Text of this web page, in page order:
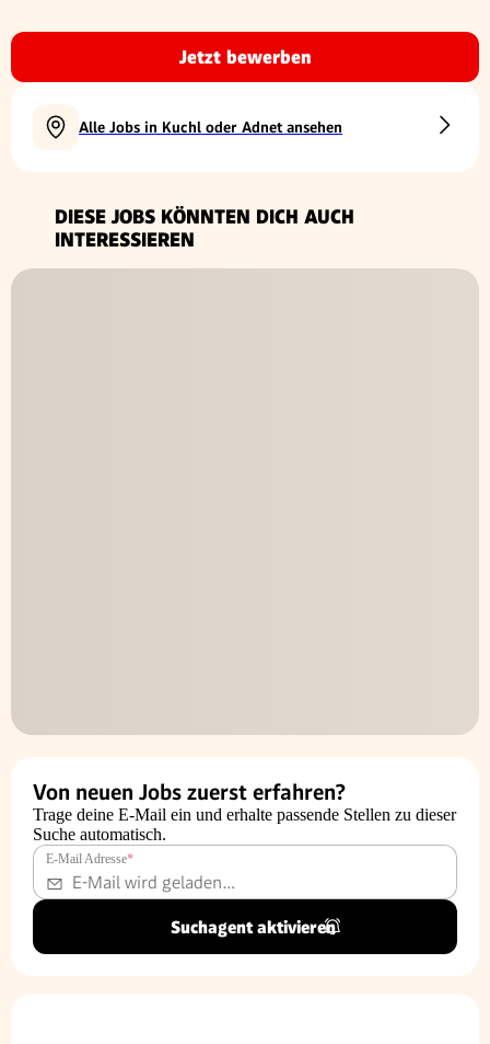
Jetzt bewerben
Alle Jobs in Kuchl oder Adnet ansehen
DIESE JOBS KÖNNTEN DICH AUCH
INTERESSIEREN
Von neuen Jobs zuerst erfahren?
Trage deine E-Mail ein und erhalte passende Stellen zu dieser
Suche automatisch.
E-Mail Adresse*
Suchagent aktivieren